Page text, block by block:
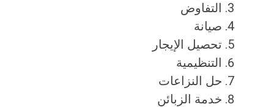
التفاوض
صيانة
تحصيل الإيجار
التنظيمية
حل النزاعات
خدمة الزبائن